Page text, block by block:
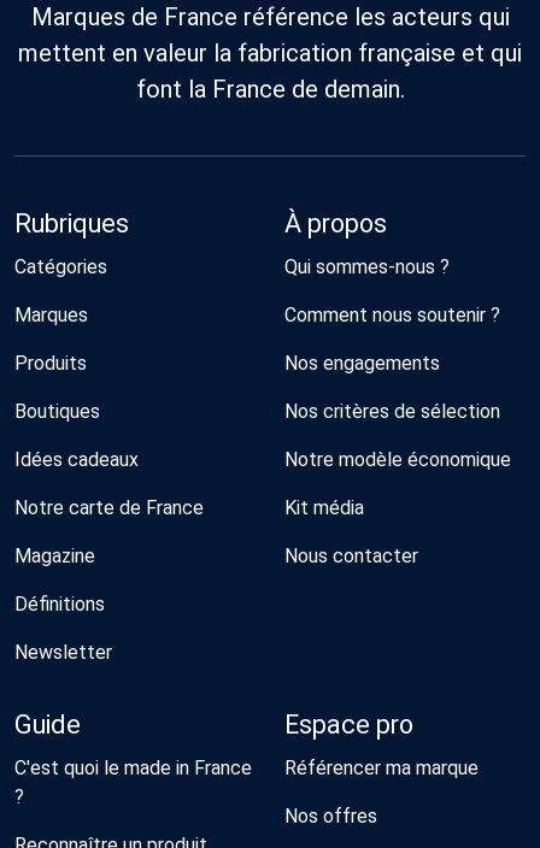
Marques de France référence les acteurs qui
mettent en valeur la fabrication française et qui
font la France de demain.
Rubriques
Catégories
Marques
Produits
Boutiques
Idées cadeaux
Notre carte de France
Magazine
Définitions
Newsletter
À propos
Qui sommes-nous ?
Comment nous soutenir ?
Nos engagements
Nos critères de sélection
Notre modèle économique
Kit média
Nous contacter
Guide
C'est quoi le made in France
?
Espace pro
Référencer ma marque
Nos offres